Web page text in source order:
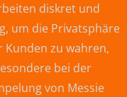
diskret und
um die Privatsphäre
Kunden zu wahren,
bei der
von Messie